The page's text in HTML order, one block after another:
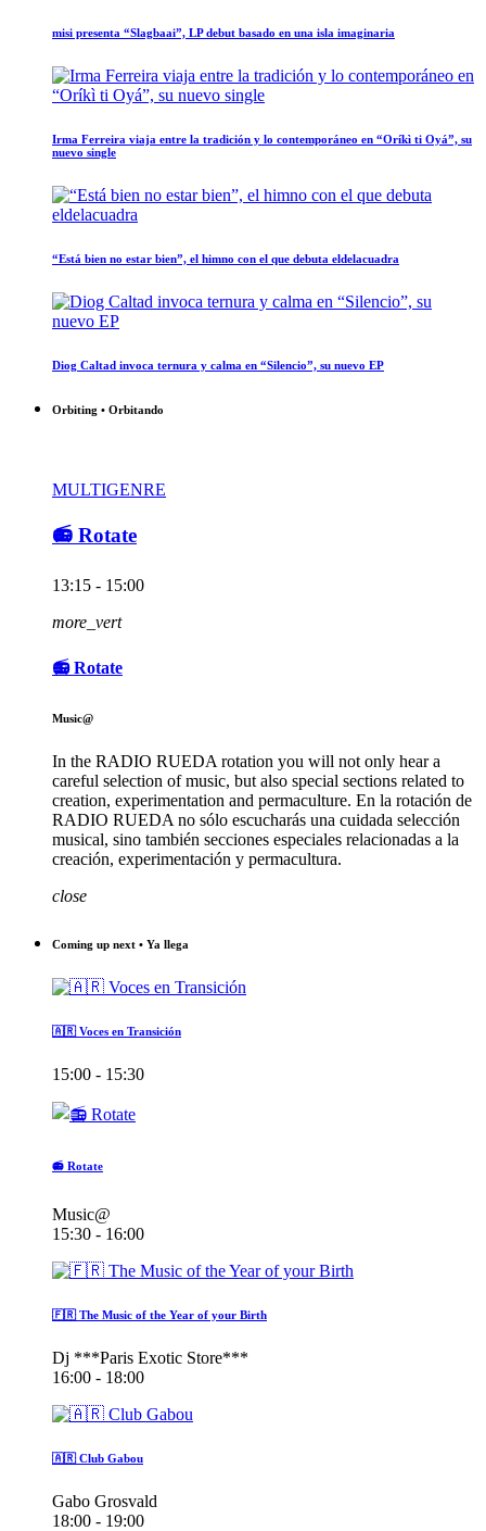
misi presenta “Slagbaai”, LP debut basado en una isla imaginaria
Irma Ferreira viaja entre la tradición y lo contemporáneo en “Oríkì ti Oyá”, su
nuevo single
“Está bien no estar bien”, el himno con el que debuta eldelacuadra
Diog Caltad invoca ternura y calma en “Silencio”, su nuevo EP
Orbiting • Orbitando
MULTIGENRE
📻 Rotate
13:15 - 15:00
more_vert
📻 Rotate
Music@
In the RADIO RUEDA rotation you will not only hear a
careful selection of music, but also special sections related to
creation, experimentation and permaculture. En la rotación de
RADIO RUEDA no sólo escucharás una cuidada selección
musical, sino también secciones especiales relacionadas a la
creación, experimentación y permacultura.
close
Coming up next • Ya llega
🇦🇷 Voces en Transición
15:00 - 15:30
📻 Rotate
Music@
15:30 - 16:00
🇫🇷 The Music of the Year of your Birth
Dj ***Paris Exotic Store***
16:00 - 18:00
🇦🇷 Club Gabou
Gabo Grosvald
18:00 - 19:00